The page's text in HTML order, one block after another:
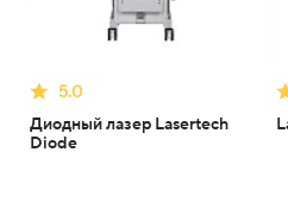
5.0
Диодный лазер Lasertech
Diode